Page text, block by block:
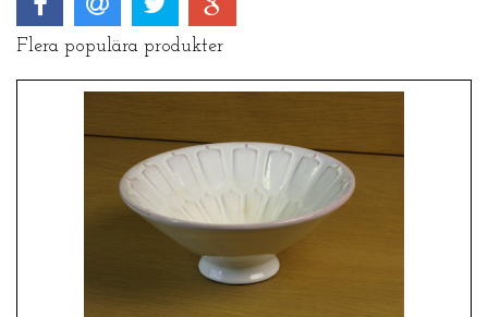
Flera populära produkter